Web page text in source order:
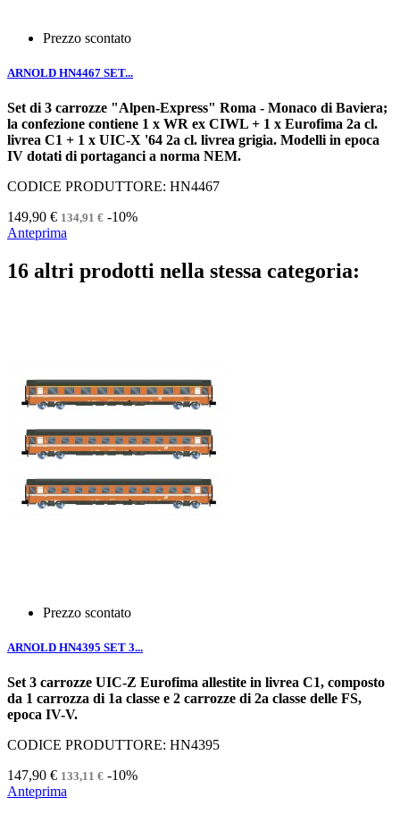
Prezzo scontato
ARNOLD HN4467 SET...
Set di 3 carrozze "Alpen-Express" Roma - Monaco di Baviera;
la confezione contiene 1 x WR ex CIWL + 1 x Eurofima 2a cl.
livrea C1 + 1 x UIC-X '64 2a cl. livrea grigia. Modelli in epoca
IV dotati di portaganci a norma NEM.
CODICE PRODUTTORE: HN4467
149,90 € 134,91 € -10%
Anteprima
16 altri prodotti nella stessa categoria:
Prezzo scontato
ARNOLD HN4395 SET 3...
Set 3 carrozze UIC-Z Eurofima allestite in livrea C1, composto
da 1 carrozza di 1a classe e 2 carrozze di 2a classe delle FS,
epoca IV-V.
CODICE PRODUTTORE: HN4395
147,90 € 133,11 € -10%
Anteprima